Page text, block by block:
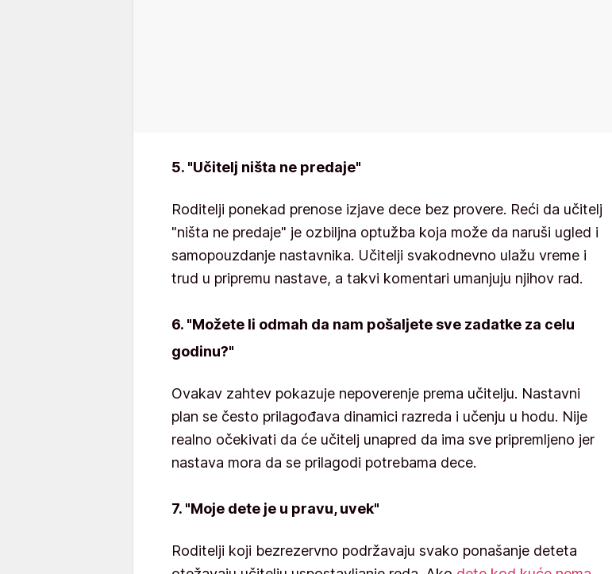
5. "Učitelj ništa ne predaje"
Roditelji ponekad prenose izjave dece bez provere. Reći da učitelj
"ništa ne predaje" je ozbiljna optužba koja može da naruši ugled i
samopouzdanje nastavnika. Učitelji svakodnevno ulažu vreme i
trud u pripremu nastave, a takvi komentari umanjuju njihov rad.
6. "Možete li odmah da nam pošaljete sve zadatke za celu
godinu?"
Ovakav zahtev pokazuje nepoverenje prema učitelju. Nastavni
plan se često prilagođava dinamici razreda i učenju u hodu. Nije
realno očekivati da će učitelj unapred da ima sve pripremljeno jer
nastava mora da se prilagodi potrebama dece.
7. "Moje dete je u pravu, uvek"
Roditelji koji bezrezervno podržavaju svako ponašanje deteta